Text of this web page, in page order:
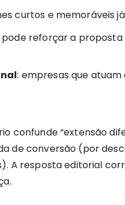
curtos e memoráveis
reforçar a proposta
: empresas que
confunde “extensão
de conversão (por
A resposta editorial